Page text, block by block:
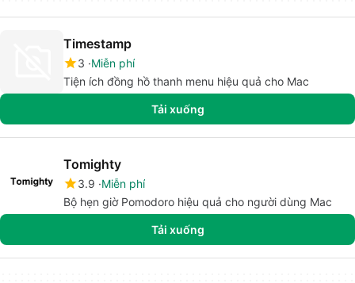
Timestamp
3 Miễn phí
Tiện ích đồng hồ thanh menu hiệu quả cho Mac
Tải xuống
Tomighty
3.9 Miễn phí
Bộ hẹn giờ Pomodoro hiệu quả cho người dùng Mac
Tải xuống